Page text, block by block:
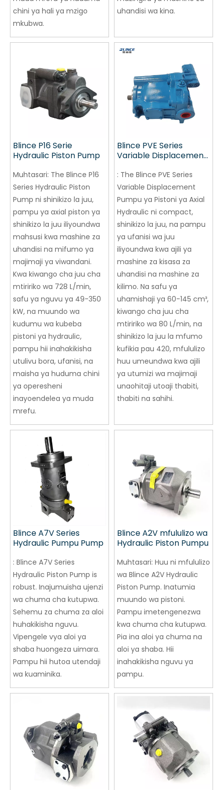
chini ya hali ya mzigo
mkubwa.
uhandisi wa kina.
Blince P16 Serie
Hydraulic Piston Pump
Muhtasari: The Blince P16
Series Hydraulic Piston
Pump ni shinikizo la juu,
pampu ya axial piston ya
shinikizo la juu iliyoundwa
mahsusi kwa mashine za
uhandisi na mifumo ya
majimaji ya viwandani.
Kwa kiwango cha juu cha
mtiririko wa 728 L/min,
safu ya nguvu ya 49-350
kW, na muundo wa
kudumu wa kubeba
pistoni ya hydraulic,
pampu hii inahakikisha
utulivu bora, ufanisi, na
maisha ya huduma chini
ya operesheni
inayoendelea ya muda
mrefu.
Blince PVE Series
Variable Displacement
Piston Pump
: The Blince PVE Series
Variable Displacement
Pumpu ya Pistoni ya Axial
Hydraulic ni compact,
shinikizo la juu, na pampu
ya ufanisi wa juu
iliyoundwa kwa ajili ya
mashine za kisasa za
uhandisi na mashine za
kilimo. Na safu ya
uhamishaji ya 60-145 cm³,
kiwango cha juu cha
mtiririko wa 80 L/min, na
shinikizo la juu la mfumo
kufikia pau 420, mfululizo
huu umeundwa kwa ajili
ya utumizi wa majimaji
unaohitaji utoaji thabiti,
thabiti na sahihi.
Blince A7V Series
Hydraulic Pumpu Pump
: Blince A7V Series
Hydraulic Piston Pump is
robust. Inajumuisha ujenzi
wa chuma cha kutupwa.
Sehemu za chuma za aloi
huhakikisha nguvu.
Vipengele vya aloi ya
shaba huongeza uimara.
Pampu hii hutoa utendaji
wa kuaminika.
Blince A2V mfululizo wa
Hydraulic Piston Pumpu
Muhtasari: Huu ni mfululizo
wa Blince A2V Hydraulic
Piston Pump. Inatumia
muundo wa pistoni.
Pampu imetengenezwa
kwa chuma cha kutupwa.
Pia ina aloi ya chuma na
aloi ya shaba. Hii
inahakikisha nguvu ya
pampu.